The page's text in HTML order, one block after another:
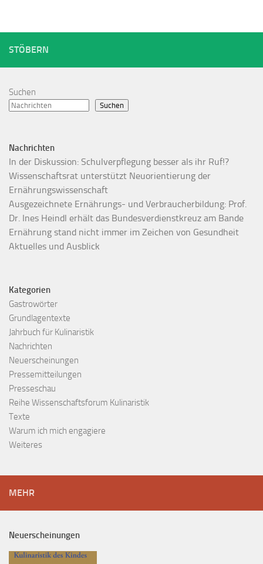
STÖBERN
Suchen
Suchen
Nachrichten
In der Diskussion: Schulverpflegung besser als ihr Ruf!?
Wissenschaftsrat unterstützt Neuorientierung der
Ernährungswissenschaft
Ausgezeichnete Ernährungs- und Verbraucherbildung: Prof.
Dr. Ines Heindl erhält das Bundesverdienstkreuz am Bande
Ernährung stand nicht immer im Zeichen von Gesundheit
Aktuelles und Ausblick
Kategorien
Gastrowörter
Grundlagentexte
Jahrbuch für Kulinaristik
Nachrichten
Neuerscheinungen
Pressemitteilungen
Presseschau
Reihe Wissenschaftsforum Kulinaristik
Texte
Warum ich mich engagiere
Weiteres
MEHR
Neuerscheinungen